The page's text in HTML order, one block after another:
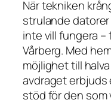
När tekniken
strulande
inte vill fungera
Vårberg. Med
möjlighet till
avdraget
stöd för den